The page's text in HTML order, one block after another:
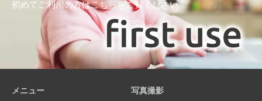
初めてご利用の方はこちらをご覧ください
メニュー 写真撮影